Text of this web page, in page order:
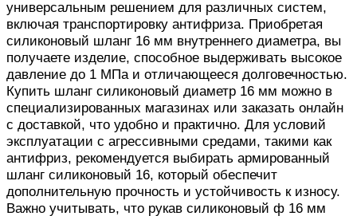
универсальным решением для различных систем,
включая транспортировку антифриза. Приобретая
силиконовый шланг 16 мм внутреннего диаметра, вы
получаете изделие, способное выдерживать высокое
давление до 1 МПа и отличающееся долговечностью.
Купить шланг силиконовый диаметр 16 мм можно в
специализированных магазинах или заказать онлайн
с доставкой, что удобно и практично. Для условий
эксплуатации с агрессивными средами, такими как
антифриз, рекомендуется выбирать армированный
шланг силиконовый 16, который обеспечит
дополнительную прочность и устойчивость к износу.
Важно учитывать, что рукав силиконовый ф 16 мм